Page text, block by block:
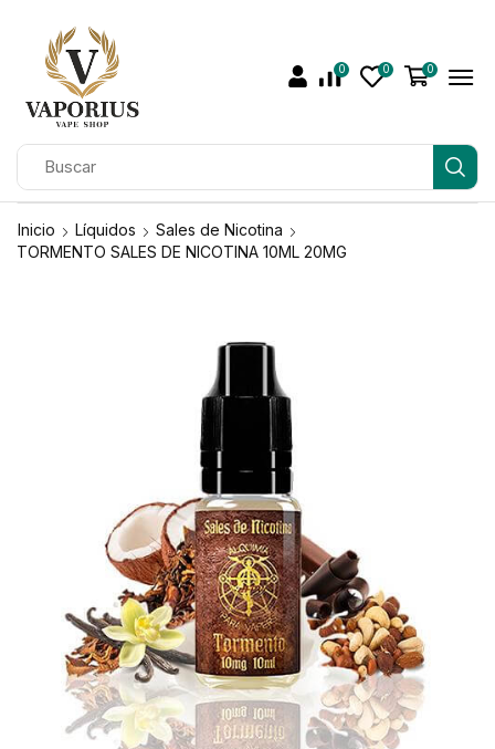
0 0 0
Inicio Líquidos
Sales de Nicotina
TORMENTO SALES DE NICOTINA 10ML 20MG